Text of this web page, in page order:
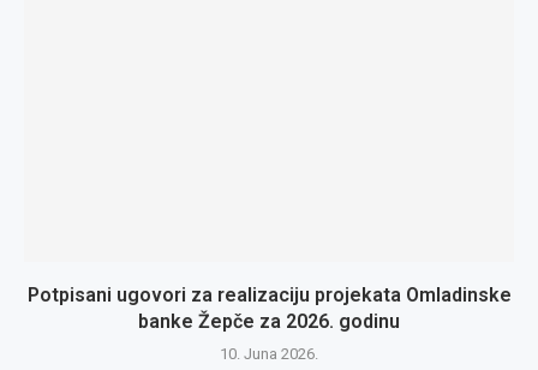
Potpisani ugovori za realizaciju projekata Omladinske
banke Žepče za 2026. godinu
10. Juna 2026.